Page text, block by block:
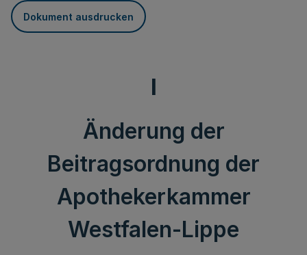
Dokument ausdrucken
I
Änderung der
Beitragsordnung der
Apothekerkammer
Westfalen-Lippe